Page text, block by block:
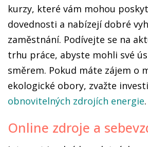
kurzy, které vám mohou
dovednosti a nabízejí dobré
zaměstnání. Podívejte se na
trhu práce, abyste mohli své
směrem. Pokud máte zájem o
ekologické obory, zvažte
obnovitelných zdrojích energie.
Online zdroje a